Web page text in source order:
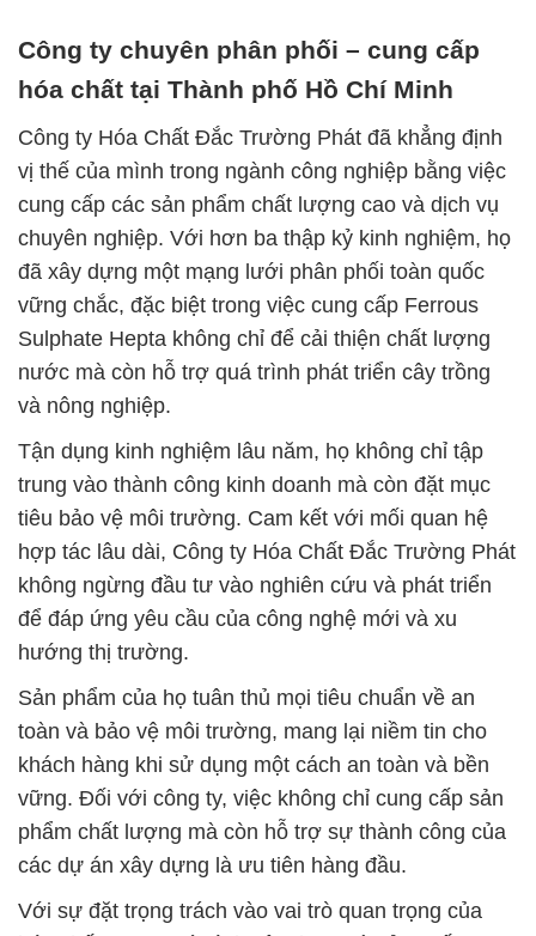
Công ty chuyên phân phối – cung cấp
hóa chất tại Thành phố Hồ Chí Minh
Công ty Hóa Chất Đắc Trường Phát đã khẳng định
vị thế của mình trong ngành công nghiệp bằng việc
cung cấp các sản phẩm chất lượng cao và dịch vụ
chuyên nghiệp. Với hơn ba thập kỷ kinh nghiệm, họ
đã xây dựng một mạng lưới phân phối toàn quốc
vững chắc, đặc biệt trong việc cung cấp Ferrous
Sulphate Hepta không chỉ để cải thiện chất lượng
nước mà còn hỗ trợ quá trình phát triển cây trồng
và nông nghiệp.
Tận dụng kinh nghiệm lâu năm, họ không chỉ tập
trung vào thành công kinh doanh mà còn đặt mục
tiêu bảo vệ môi trường. Cam kết với mối quan hệ
hợp tác lâu dài, Công ty Hóa Chất Đắc Trường Phát
không ngừng đầu tư vào nghiên cứu và phát triển
để đáp ứng yêu cầu của công nghệ mới và xu
hướng thị trường.
Sản phẩm của họ tuân thủ mọi tiêu chuẩn về an
toàn và bảo vệ môi trường, mang lại niềm tin cho
khách hàng khi sử dụng một cách an toàn và bền
vững. Đối với công ty, việc không chỉ cung cấp sản
phẩm chất lượng mà còn hỗ trợ sự thành công của
các dự án xây dựng là ưu tiên hàng đầu.
Với sự đặt trọng trách vào vai trò quan trọng của